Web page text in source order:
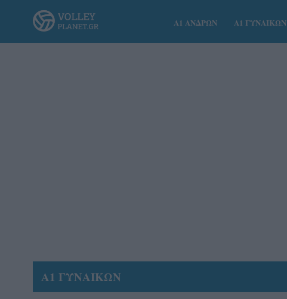
Α1 ΑΝΔΡΩΝ Α1 ΓΥΝΑΙΚΩΝ
Α1 ΓΥΝΑΙΚΩΝ